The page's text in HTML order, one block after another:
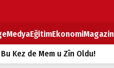
MedyaEğitimEkonomiMagazin
Kez de Mem u Zîn Oldu!